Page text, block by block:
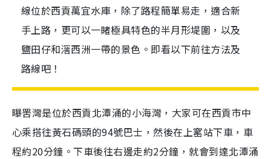
線位於西貢萬宜水庫，除了路程簡單易走，適合新
手上路，更可以一睹極具特色的半月形堤圍，以及
鹽田仔和滘西洲一帶的景色。即看以下前往方法及
路線吧！
曝罟灣是位於西貢北潭涌的小海灣，大家可在西貢市中
心乘搭往黃石碼頭的94號巴士，然後在上窰站下車，車
程約20分鐘。下車後往右邊走約2分鐘，就會到達北潭涌